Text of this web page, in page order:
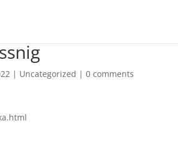
| Uncategorized |0 comments